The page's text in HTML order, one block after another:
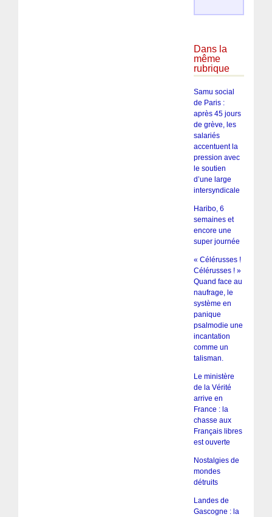
Dans la
même
rubrique
Samu social
de Paris :
après 45 jours
de grève, les
salariés
accentuent la
pression avec
le soutien
d’une large
intersyndicale
Haribo, 6
semaines et
encore une
super journée
« Célérusses !
Célérusses ! »
Quand face au
naufrage, le
système en
panique
psalmodie une
incantation
comme un
talisman.
Le ministère
de la Vérité
arrive en
France : la
chasse aux
Français libres
est ouverte
Nostalgies de
mondes
détruits
Landes de
Gascogne : la